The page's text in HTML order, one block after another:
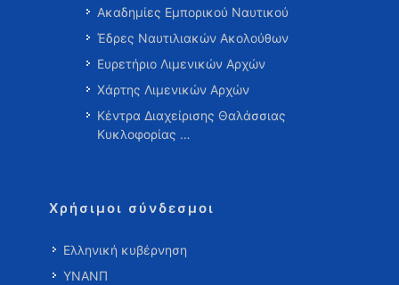
Ακαδημίες Εμπορικού Ναυτικού
Έδρες Ναυτιλιακών Ακολούθων
Ευρετήριο Λιμενικών Αρχών
Χάρτης Λιμενικών Αρχών
Κέντρα Διαχείρισης Θαλάσσιας
Κυκλοφορίας …
Χρήσιμοι σύνδεσμοι
Ελληνική κυβέρνηση
ΥΝΑΝΠ